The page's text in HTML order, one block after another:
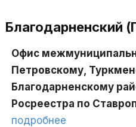
Благодарненский
Офис
Петровскому,
Благодарненскому
Росреестра по
подробнее